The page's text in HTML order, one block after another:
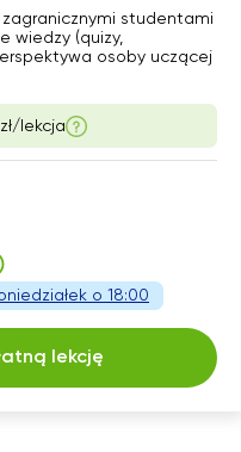
zagranicznymi studentami
wiedzy (quizy,
osoby uczącej
lekcja
o 18:00
lekcję
18:00
21:00
Brak
terminów